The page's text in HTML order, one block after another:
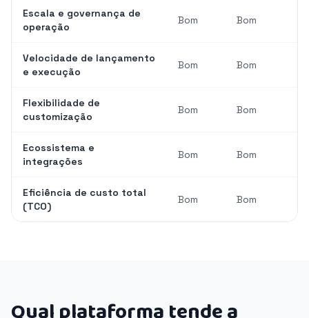
Escala e governança de
operação
Bom Bom
Velocidade de lançamento
e execução
Bom Bom
Flexibilidade de
customização
Bom Bom
Ecossistema e
integrações
Bom Bom
Eficiência de custo total
(TCO)
Bom Bom